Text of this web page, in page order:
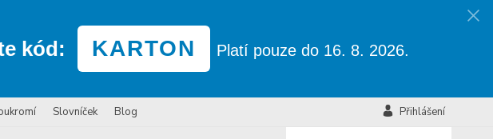
kód: KARTON Platí pouze do 16. 8. 2026.
Slovníček Blog Přihlášení